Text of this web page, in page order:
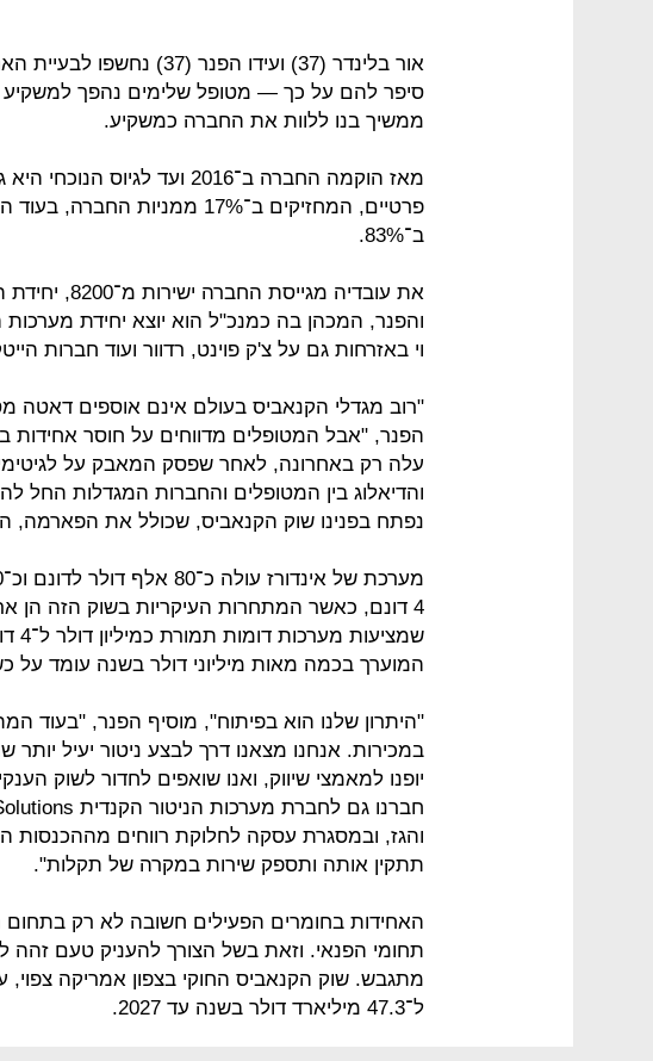
אור בלינדר (37) ועידו הפנר
סיפר להם על כך — מטופל שלימים נהפך למשקיע
ממשיך בנו ללוות את החברה כמשקיע.
פרטיים, המחזיקים ב־17%
ב־83%.
את עובדיה
והפנר, המכהן בה כמנכ"ל הוא יוצא יחידת
וי באזרחות גם על צ'ק פוינט, רדוור ועוד חברות
"רוב מגדלי הקנאביס בעולם אינם אוספים דאטה
הפנר, "אבל המטופלים מדווחים על חוסר אחידות
עלה רק באחרונה, לאחר שפסק המאבק על
והדיאלוג בין המטופלים והחברות המגדלות החל
נפתח בפנינו שוק הקנאביס, שכולל את הפארמה,
4 דונם, כאשר המתחרות העיקריות בשוק הזה הן
המוערך בכמה מאות מיליוני דולר בשנה עומד על
"היתרון שלנו הוא בפיתוח", מוסיף הפנר, "בעוד
במכירות. אנחנו מצאנו דרך לבצע ניטור יעיל יותר
יופנו למאמצי שיווק, ואנו שואפים לחדור לשוק
והגז, ובמסגרת עסקה לחלוקת רווחים מההכנסות
תתקין אותה ותספק שירות במקרה של תקלות".
האחידות בחומרים הפעילים חשובה לא רק
תחומי הפנאי. וזאת בשל הצורך להעניק טעם זהה
ל־47.3 מיליארד דולר בשנה עד 2027.